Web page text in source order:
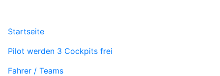
Startseite
Pilot werden 3 Cockpits frei
Fahrer / Teams